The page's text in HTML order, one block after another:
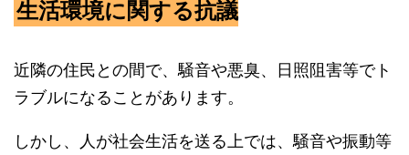
生活環境に関する抗議
近隣の住民との間で、騒音や悪臭、日照阻害等でト
ラブルになることがあります。
しかし、人が社会生活を送る上では、騒音や振動等